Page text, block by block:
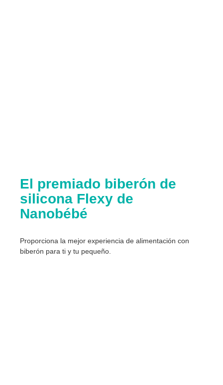
El premiado biberón de
silicona Flexy de
Nanobébé
Proporciona la mejor experiencia de alimentación con
biberón para ti y tu pequeño.​